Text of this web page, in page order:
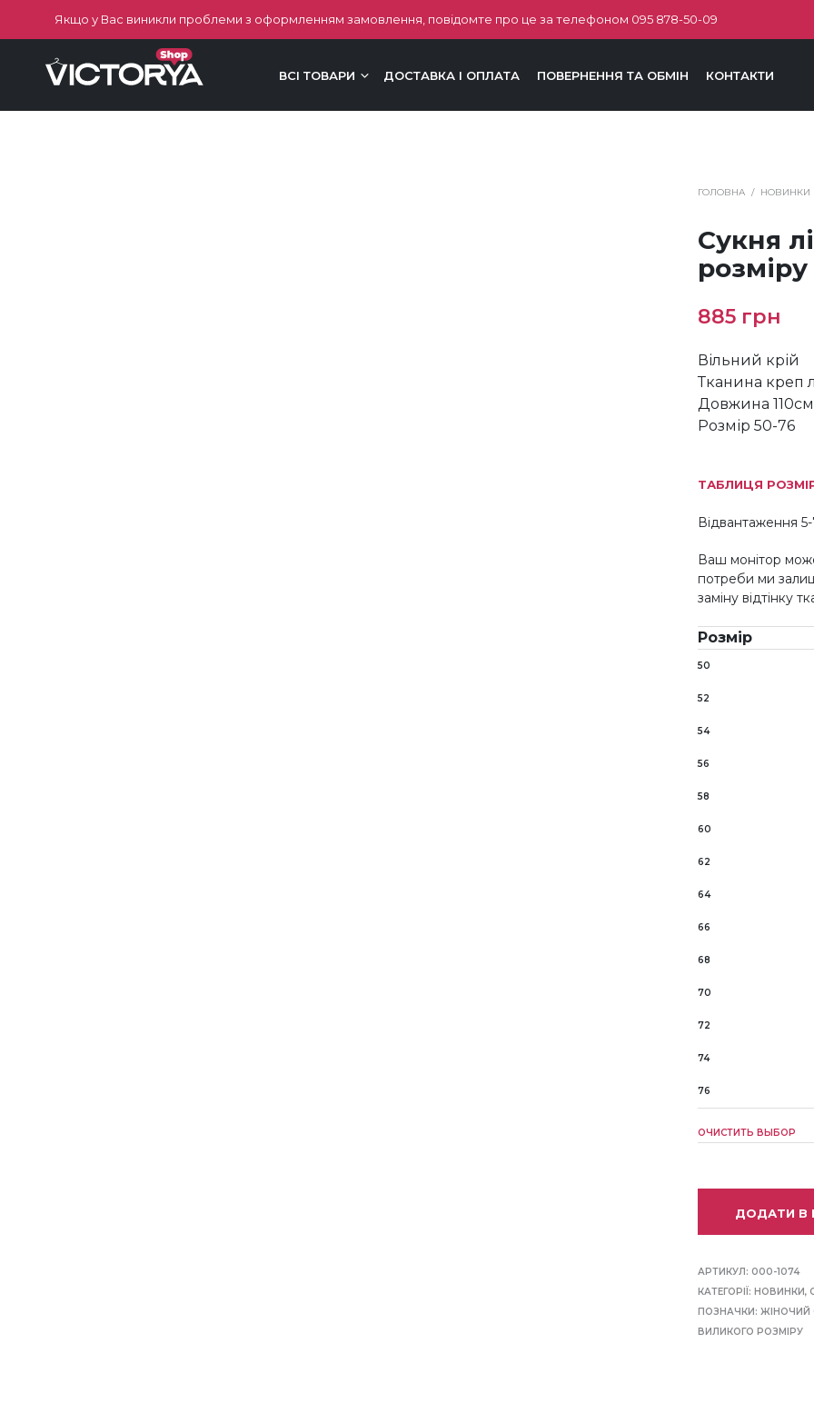
Якщо у Вас виникли проблеми з оформленням замовлення, повідомте про це за телефоном 095 878-50-09
ВСІ ТОВАРИ ДОСТАВКА І ОПЛАТА ПОВЕРНЕННЯ ТА ОБМІН КОНТАКТИ
ГОЛОВНА / НОВИНКИ
Сукня
885 грн
Вільний крій
Тканина креп
Довжина 110см
Розмір 50-76
ТАБЛИЦЯ
Відвантаження
Ваш монітор
потреби ми
заміну відтінку
Розмір
50
52
54
56
58
60
62
64
66
68
70
72
74
76
ОЧИСТИТЬ ВЫБОР
ДОДАТИ В
АРТИКУЛ: 000-1074
КАТЕГОРІЇ:НОВИНКИ,
ПОЗНАЧКИ:ЖІНОЧИЙ
ВИЛИКОГО РОЗМІРУ